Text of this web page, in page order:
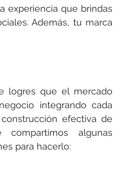
experiencia que brindas
Además, tu marca
logres que el mercado
integrando cada
efectiva de
algunas
para hacerlo: